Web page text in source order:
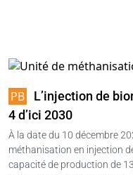
L’injection de
4 d’ici 2030
À la date du 10 décembre
méthanisation en injection
capacité de production de